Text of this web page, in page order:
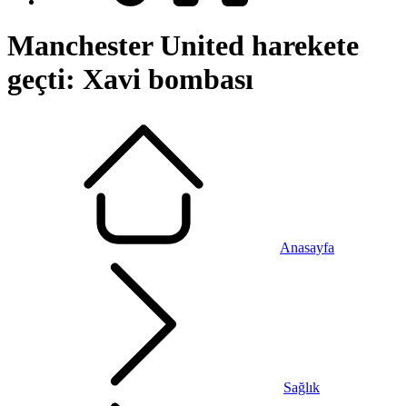
Manchester United harekete
geçti: Xavi bombası
Anasayfa
Sağlık